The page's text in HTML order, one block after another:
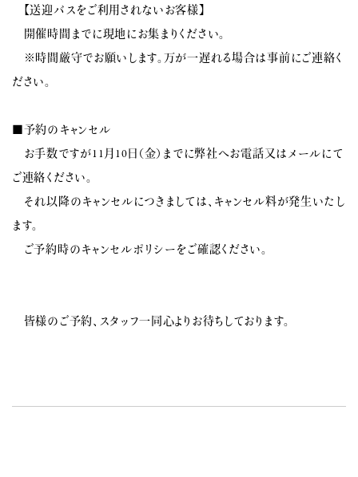
【送迎バスをご利用されないお客様】
開催時間までに現地にお集まりください。
※時間厳守でお願いします。万が一遅れる場合は事前にご連絡く
ださい。
■予約のキャンセル
お手数ですが11月10日（金）までに弊社へお電話又はメールにて
ご連絡ください。
それ以降のキャンセルにつきましては、キャンセル料が発生いたし
ます。
ご予約時のキャンセルポリシーをご確認ください。
皆様のご予約、スタッフ一同心よりお待ちしております。